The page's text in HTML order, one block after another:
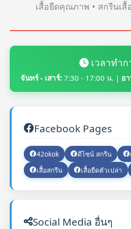
เสื้อยืดคุณภาพ • สกรีนเสื้
เวลาทำก
จันทร์ - เสาร์: 7:30 - 17:00 น. | อ
Facebook Pages
42okok ดีไซน์ สกรีน
เสื้อสกรีน
เสื้อยืดตัวเปล่า
Social Media อื่นๆ